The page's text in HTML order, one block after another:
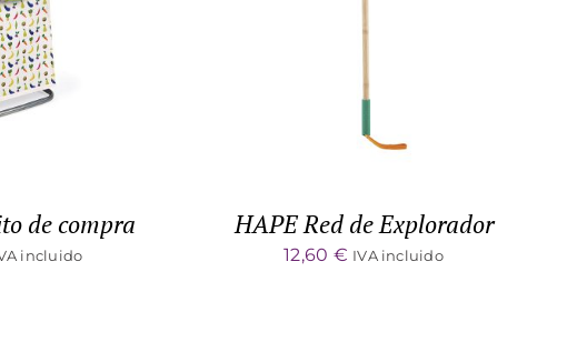
de compra
incluido
HAPE Red de Explorador
12,60 € IVA incluido